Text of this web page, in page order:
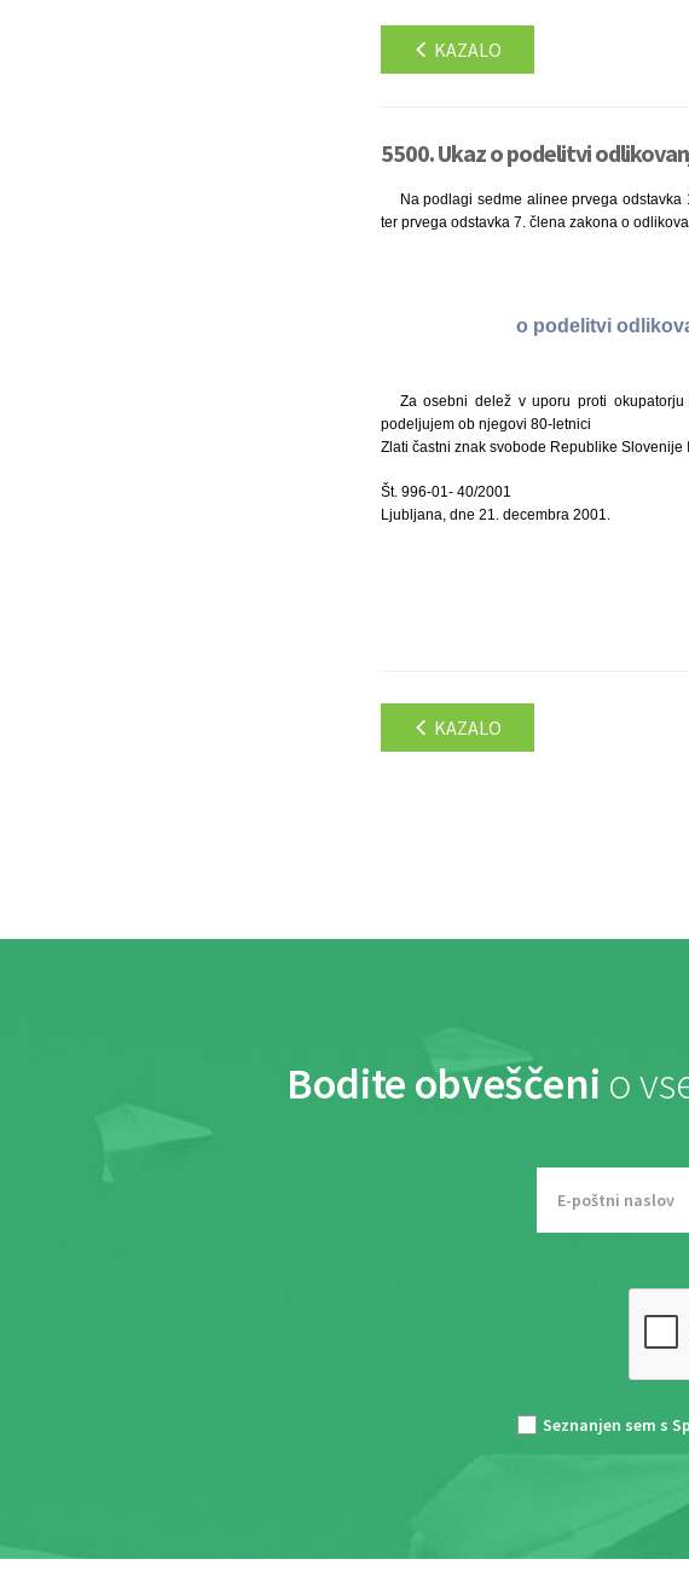
KAZALO
5500. Ukaz o podelitvi
Na podlagi sedme alinee prvega
ter prvega odstavka 7. člena zakona o
o podelitvi
Za osebni delež v uporu proti
podeljujem ob njegovi 80-letnici
Zlati častni znak svobode Republike Slovenije
Št. 996-01- 40/2001
Ljubljana, dne 21. decembra 2001.
KAZALO
Bodite obveščeni o
Seznanjen sem s